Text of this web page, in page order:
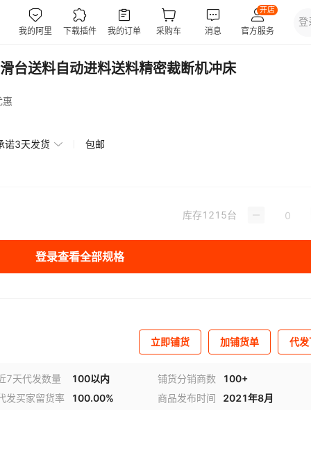
台送料自动进料送料精密裁断机冲床
惠
诺3天发货 包邮
库存1215台
登录查看全部规格
立即铺货 加铺货单 代
7天代发数量 100以内 铺货分销商数
100+
发买家留货率
100.00% 商品发布时间 2021年8月